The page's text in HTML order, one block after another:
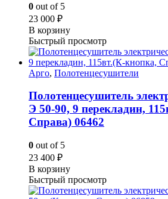
0 out of 5
23 000 ₽
В корзину
Быстрый просмотр
Арго, Полотенцесушители
Полотенцесушитель
Э 50-90, 9 перекладин,
Справа) 06462
0 out of 5
23 400 ₽
В корзину
Быстрый просмотр